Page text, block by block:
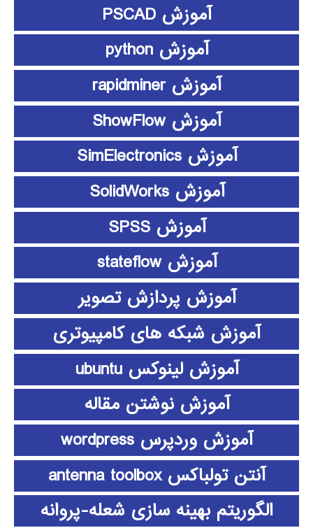
آموزش PSCAD
آموزش python
آموزش rapidminer
آموزش ShowFlow
آموزش SimElectronics
آموزش SolidWorks
آموزش SPSS
آموزش stateflow
آموزش پردازش تصویر
آموزش شبکه های کامپیوتری
آموزش لینوکس ubuntu
آموزش نوشتن مقاله
آموزش وردپرس wordpress
آنتن تولباکس antenna toolbox
الگوریتم بهینه سازی شعله-پروانه